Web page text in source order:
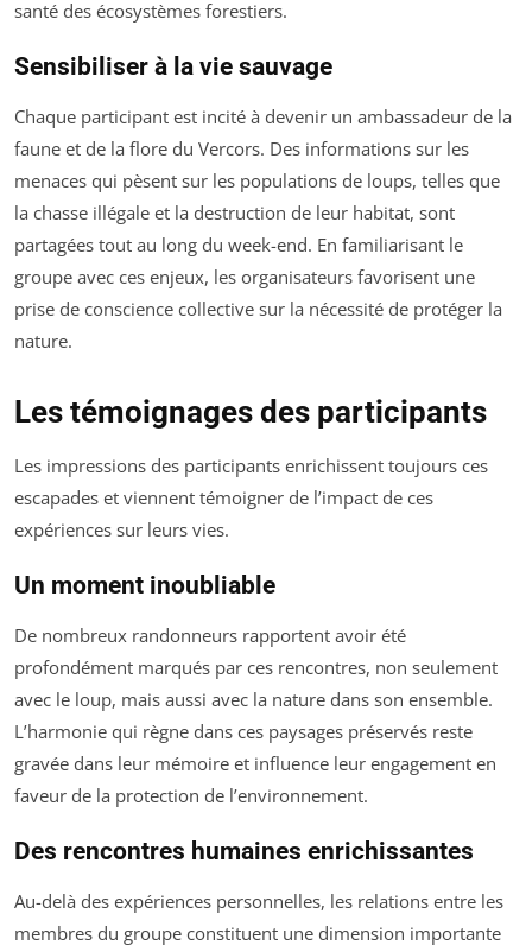
santé des écosystèmes forestiers.
Sensibiliser à la vie sauvage
Chaque participant est incité à devenir un ambassadeur de la
faune et de la flore du Vercors. Des informations sur les
menaces qui pèsent sur les populations de loups, telles que
la chasse illégale et la destruction de leur habitat, sont
partagées tout au long du week-end. En familiarisant le
groupe avec ces enjeux, les organisateurs favorisent une
prise de conscience collective sur la nécessité de protéger la
nature.
Les témoignages des participants
Les impressions des participants enrichissent toujours ces
escapades et viennent témoigner de l’impact de ces
expériences sur leurs vies.
Un moment inoubliable
De nombreux randonneurs rapportent avoir été
profondément marqués par ces rencontres, non seulement
avec le loup, mais aussi avec la nature dans son ensemble.
L’harmonie qui règne dans ces paysages préservés reste
gravée dans leur mémoire et influence leur engagement en
faveur de la protection de l’environnement.
Des rencontres humaines enrichissantes
Au-delà des expériences personnelles, les relations entre les
membres du groupe constituent une dimension importante